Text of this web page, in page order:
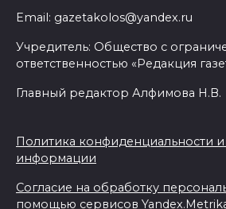
Email: gazetakolos@yandex.ru
Учредитель: Общество с
ответственностью «Редакция
Главный редактор Алфимова Н.В.
Политика конфиденциальности
информации
Согласие на обработку
помощью сервисов